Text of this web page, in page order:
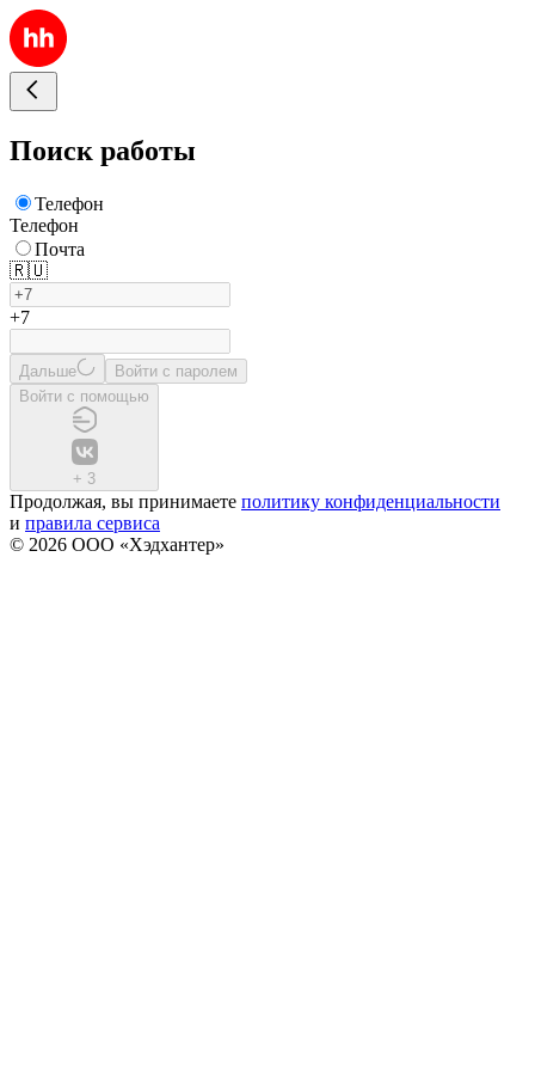
Поиск работы
Телефон
Телефон
Почта
🇷🇺
+7
Дальше
Войти с паролем
Войти с помощью
+ 3
Продолжая, вы принимаете политику конфиденциальности
и правила сервиса
© 2026 ООО «Хэдхантер»